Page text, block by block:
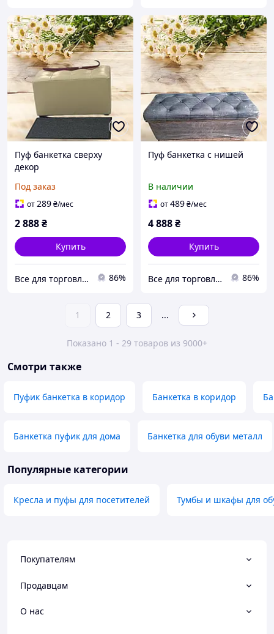
Пуф банкетка сверху
декор
Под заказ
от289₴/мес
2 888₴
Купить
Все для торговли UKR-STORE 86%
Пуф банкетка с нишей
В наличии
от489₴/мес
4 888₴
Купить
Все для торговли UKR-STORE 86%
1 2 3 ...
Показано 1 - 29 товаров из 9000+
Смотри также
Пуфик банкетка в коридор Банкетка в коридор
Банкетка пуфик для дома Банкетка для обуви металл
Популярные категории
Кресла и пуфы для посетителей Тумбы и шкафы для
Покупателям
Продавцам
О нас